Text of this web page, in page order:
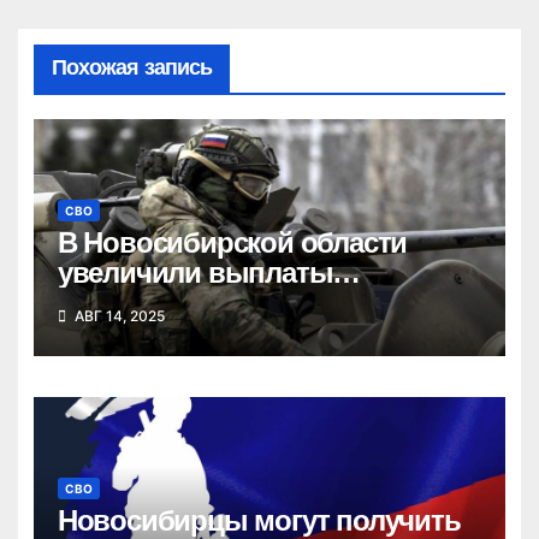
Похожая запись
СВО
В Новосибирской области
увеличили выплаты
контрактникам до 2 миллионов
рублей
АВГ 14, 2025
СВО
Новосибирцы могут получить